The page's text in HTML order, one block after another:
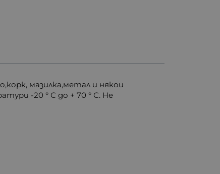
мазилка,метал и някои
-20 ° С до + 70 ° С. Не